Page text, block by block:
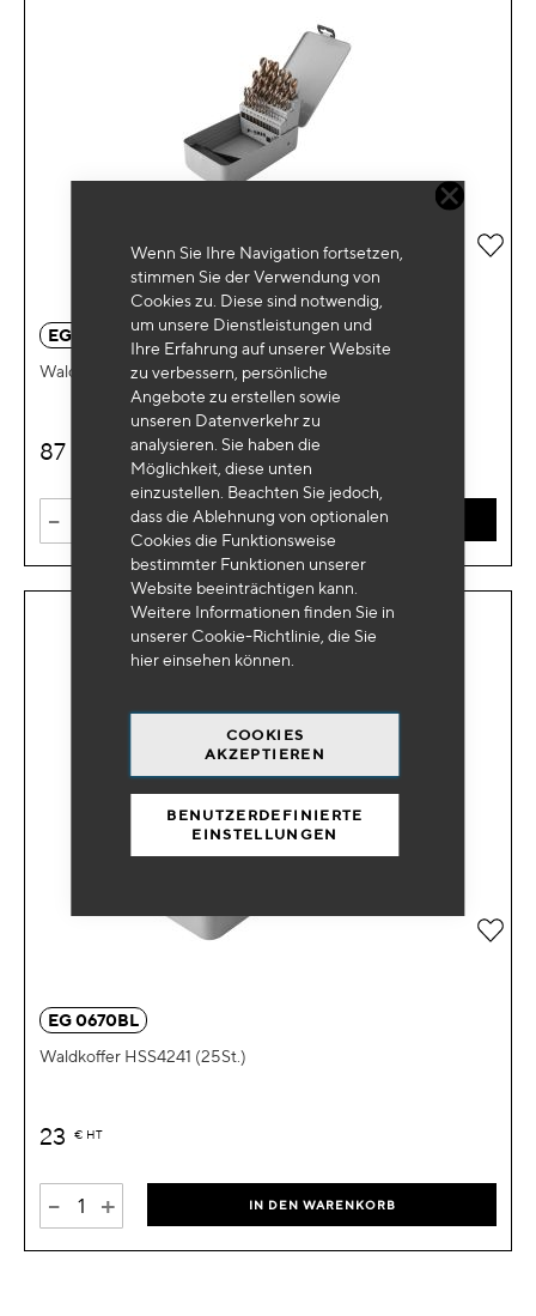
Wenn Sie Ihre Navigation fortsetzen,
stimmen Sie der Verwendung von
Cookies zu. Diese sind notwendig,
um unsere Dienstleistungen und
Ihre Erfahrung auf unserer Website
zu verbessern, persönliche
Angebote zu erstellen sowie
unseren Datenverkehr zu
analysieren. Sie haben die
Möglichkeit, diese unten
einzustellen. Beachten Sie jedoch,
dass die Ablehnung von optionalen
Cookies die Funktionsweise
bestimmter Funktionen unserer
Website beeinträchtigen kann.
Weitere Informationen finden Sie in
unserer Cookie-Richtlinie, die Sie
hiereinsehen können.
COOKIES
AKZEPTIEREN
BENUTZERDEFINIERTE
EINSTELLUNGEN
EG 0680
Waldkoffer HSS Kobalt 5% (25Stk)
87
- IN DEN WARENKORB
Zur
EG 0670BL
Waldkoffer HSS4241 (25St.)
23 € HT
- + IN DEN WARENKORB
Zur